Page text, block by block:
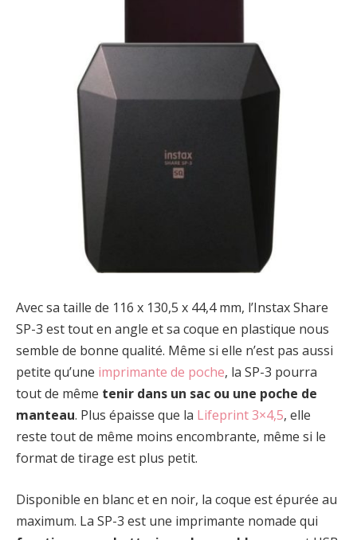
Avec sa taille de 116 x 130,5 x 44,4 mm, l’Instax Share
SP-3 est tout en angle et sa coque en plastique nous
semble de bonne qualité. Même si elle n’est pas aussi
petite qu’une imprimante de poche, la SP-3 pourra
tout de même tenir dans un sac ou une poche de
manteau. Plus épaisse que la Lifeprint 3×4,5, elle
reste tout de même moins encombrante, même si le
format de tirage est plus petit.
Disponible en blanc et en noir, la coque est épurée au
maximum. La SP-3 est une imprimante nomade qui